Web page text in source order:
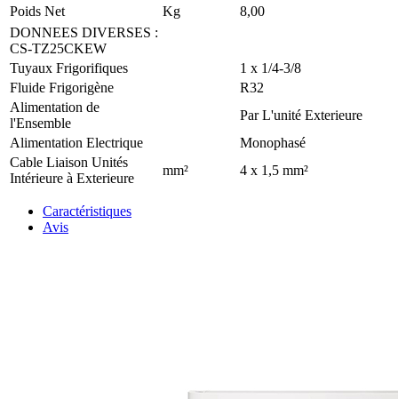
Poids Net
Kg
8,00
DONNEES DIVERSES :
CS-TZ25CKEW
Tuyaux Frigorifiques
1 x 1/4-3/8
Fluide Frigorigène
R32
Alimentation de
l'Ensemble
Par L'unité Exterieure
Alimentation Electrique
Monophasé
Cable Liaison Unités
Intérieure à Exterieure
mm² 4 x 1,5 mm²
Caractéristiques
Avis